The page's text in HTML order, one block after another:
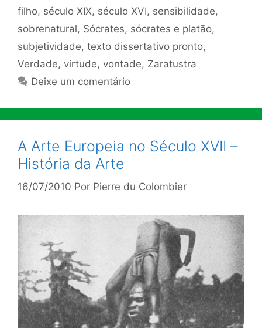
filho, século XIX, século XVI, sensibilidade,
sobrenatural, Sócrates, sócrates e platão,
subjetividade, texto dissertativo pronto,
Verdade, virtude, vontade, Zaratustra
Deixe um comentário
A Arte Europeia no Século XVII –
História da Arte
16/07/2010 Por Pierre du Colombier